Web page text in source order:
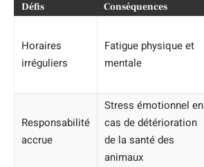
Défis Conséquences
Horaires
irréguliers
Fatigue physique et
mentale
Responsabilité
accrue
Stress émotionnel en
cas de détérioration
de la santé des
animaux